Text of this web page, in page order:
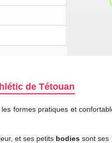
de Tétouan
formes pratiques et
et ses petits bodies sont ses